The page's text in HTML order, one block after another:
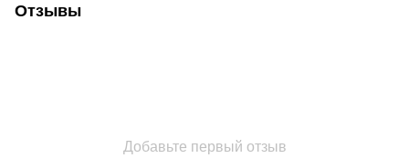
Отзывы
Добавьте первый отзыв